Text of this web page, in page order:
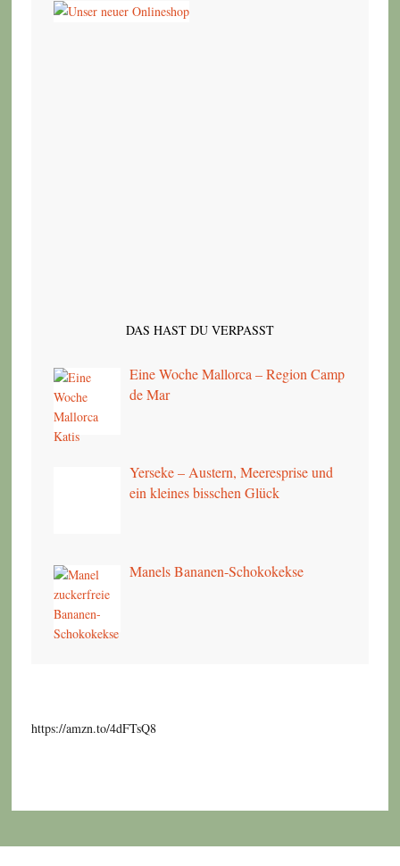
DAS HAST DU VERPASST
Eine Woche Mallorca – Region Camp
de Mar
Yerseke – Austern, Meeresprise und
ein kleines bisschen Glück
Manels Bananen-Schokokekse
https://amzn.to/4dFTsQ8